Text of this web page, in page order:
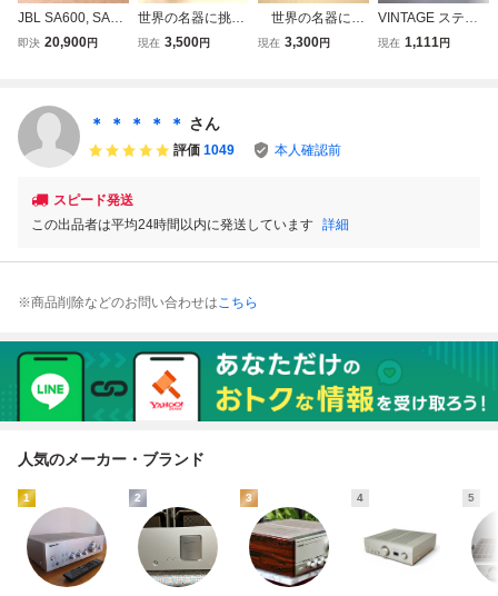
JBL SA600, SA66
0 フロントパネル
即決 20,900円
世界の名器に挑
戦 JBL・T型サー
増幅回路のコピー
現在 3,500円
世界の名器に挑
戦 名器を自作 自
のみ
現在 3,300円
VINTAGE ステレ
オ リメインアンプ
現在 1,111円
＊ ＊ ＊ ＊ ＊ さん
評価 1049 本人確認前
スピード発送
この出品者は平均24時間以内に発送しています 詳細
※商品削除などのお問い合わせはこちら
人気のメーカー・ブランド
1 2 3 4 5